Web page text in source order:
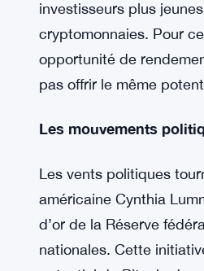
dollar américain, ce qui
le dollar se renforce, la
diminuer, laissant ainsi
diversifier le capital.
Le rendement
investisseurs plus
cryptomonnaies. Pour
opportunité de
pas offrir le même